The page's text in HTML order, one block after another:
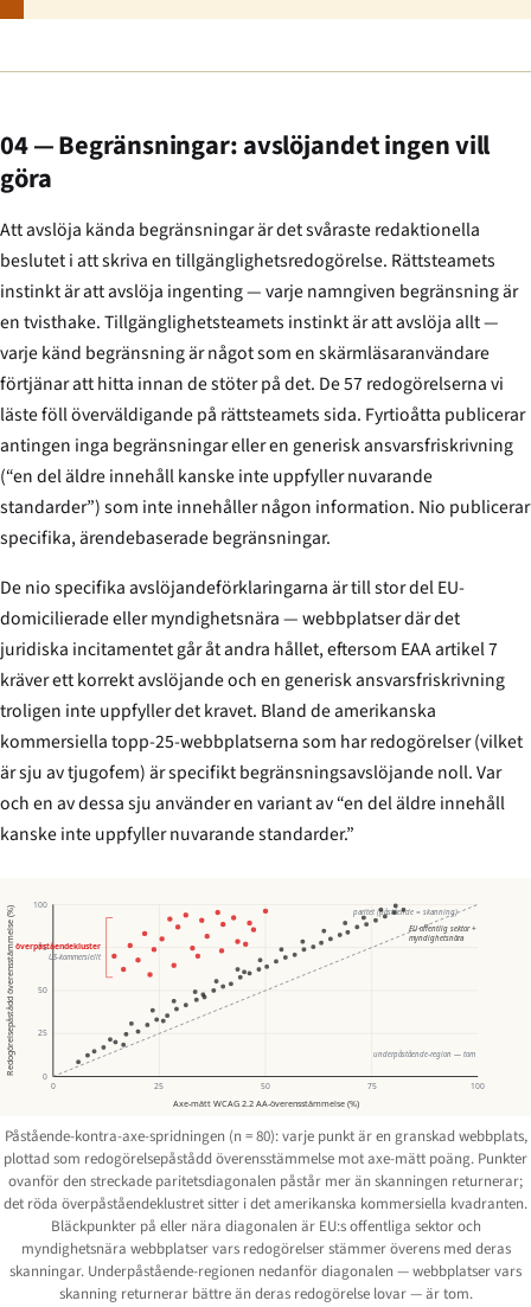
04 — Begränsningar: avslöjandet ingen vill
göra
Att avslöja kända begränsningar är det svåraste redaktionella
beslutet i att skriva en tillgänglighetsredogörelse. Rättsteamets
instinkt är att avslöja ingenting — varje namngiven begränsning är
en tvisthake. Tillgänglighetsteamets instinkt är att avslöja allt —
varje känd begränsning är något som en skärmläsaranvändare
förtjänar att hitta innan de stöter på det. De 57 redogörelserna vi
läste föll överväldigande på rättsteamets sida. Fyrtioåtta publicerar
antingen inga begränsningar eller en generisk ansvarsfriskrivning
(“en del äldre innehåll kanske inte uppfyller nuvarande
standarder”) som inte innehåller någon information. Nio publicerar
specifika, ärendebaserade begränsningar.
De nio specifika avslöjandeförklaringarna är till stor del EU-
domicilierade eller myndighetsnära — webbplatser där det
juridiska incitamentet går åt andra hållet, eftersom EAA artikel 7
kräver ett korrekt avslöjande och en generisk ansvarsfriskrivning
troligen inte uppfyller det kravet. Bland de amerikanska
kommersiella topp-25-webbplatserna som har redogörelser (vilket
är sju av tjugofem) är specifikt begränsningsavslöjande noll. Var
och en av dessa sju använder en variant av “en del äldre innehåll
kanske inte uppfyller nuvarande standarder.”
0
25
50
75
100
0 25 50 75 100
Axe-mätt WCAG 2.2 AA-överensstämmelse (%)
Redogörelsepåstådd överensstämmelse (%) paritet (påstående = skanning)
överpåståendekluster
US-kommersiellt
EU offentlig sektor +
myndighetsnära
underpåstående-region — tom
Påstående-kontra-axe-spridningen (n = 80): varje punkt är en granskad webbplats,
plottad som redogörelsepåstådd överensstämmelse mot axe-mätt poäng. Punkter
ovanför den streckade paritetsdiagonalen påstår mer än skanningen returnerar;
det röda överpåståendeklustret sitter i det amerikanska kommersiella kvadranten.
Bläckpunkter på eller nära diagonalen är EU:s offentliga sektor och
myndighetsnära webbplatser vars redogörelser stämmer överens med deras
skanningar. Underpåstående-regionen nedanför diagonalen — webbplatser vars
skanning returnerar bättre än deras redogörelse lovar — är tom.